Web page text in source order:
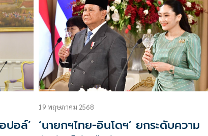
ปอล์’
19 พฤษภาคม 2568
‘นายกฯไทย-อินโดฯ’ ยกระดับความ